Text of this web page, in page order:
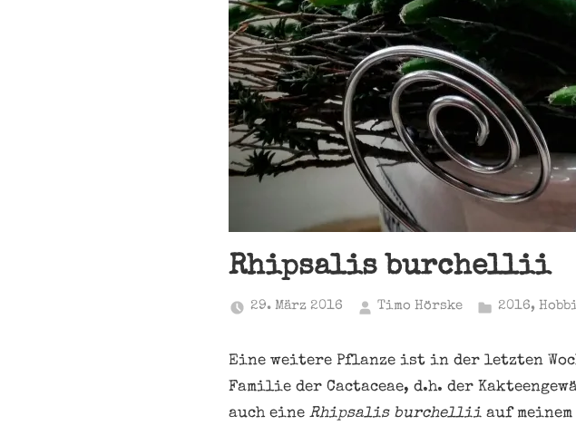
Rhipsalis burchellii
29. März 2016 Timo Hörske 2016,
Eine weitere Pflanze ist in der letzten
Familie der Cactaceae, d.h. der
auch eine Rhipsalis burchellii auf